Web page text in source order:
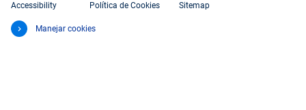
Accessibility Política de Cookies Sitemap
Manejar cookies